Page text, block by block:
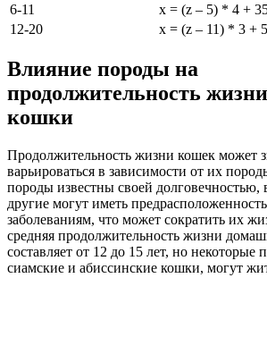
6-11
x = (z – 5) * 4 +
12-20
x = (z – 11) * 3 +
Влияние породы на
продолжительность
кошки
Продолжительность жизни кошек может
варьироваться в зависимости от их
породы известны своей долговечностью,
другие могут иметь
заболеваниям, что может сократить их
средняя продолжительность жизни
составляет от 12 до 15 лет, но некоторые
сиамские и абиссинские кошки, могут